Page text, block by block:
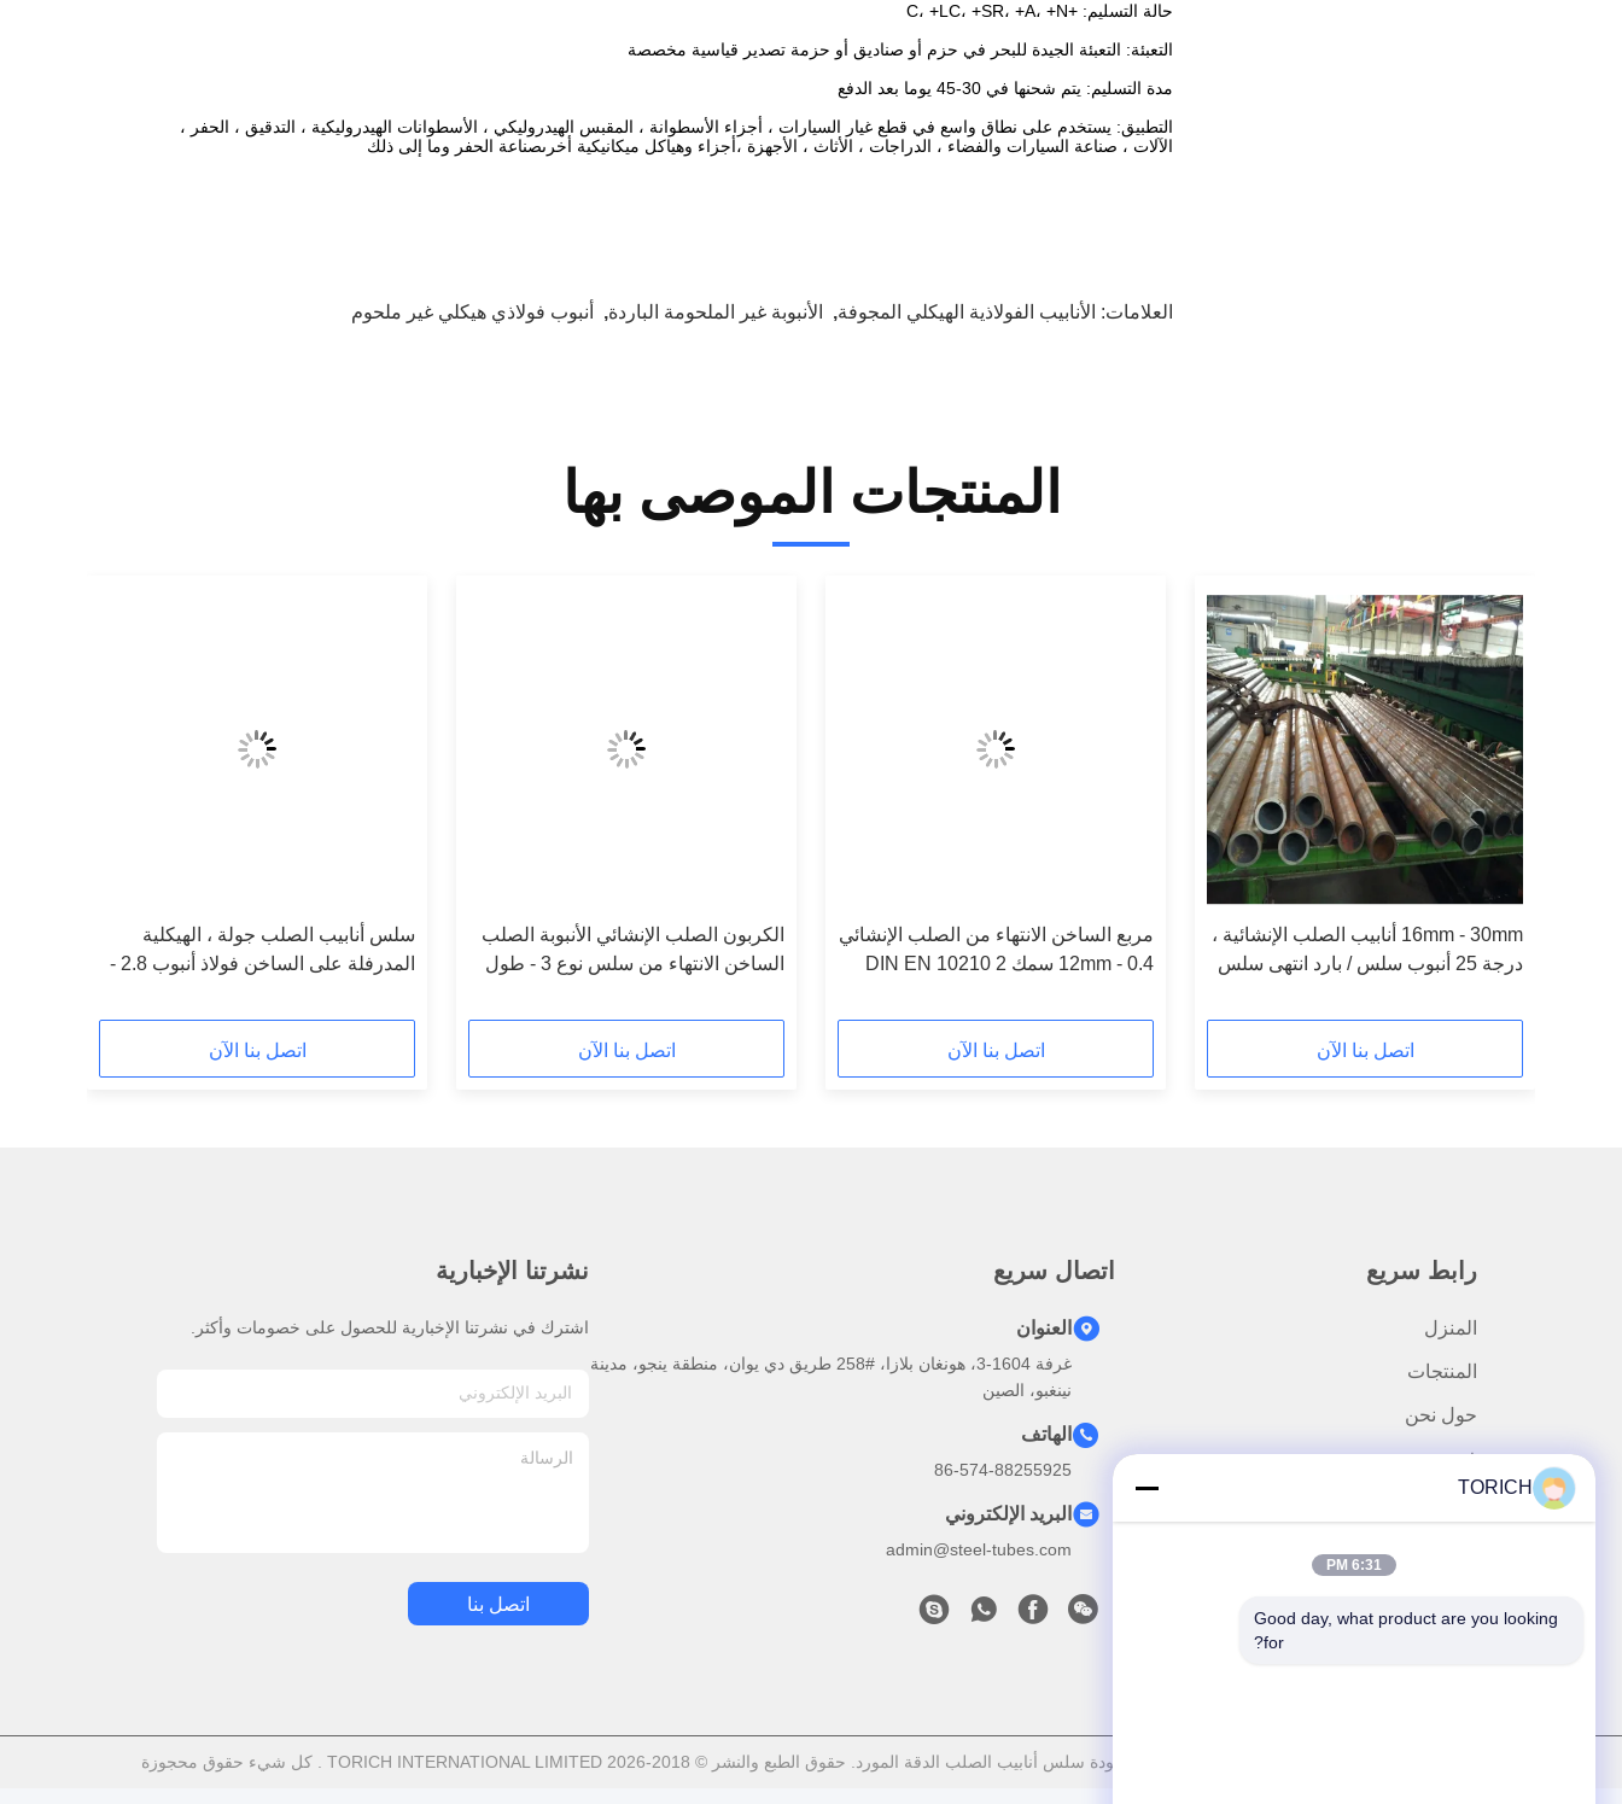
حالة التسليم: +C، +LC، +SR، +A، +N
التعبئة: التعبئة الجيدة للبحر في حزم أو صناديق أو حزمة تصدير قياسية مخصصة
مدة التسليم: يتم شحنها في 30-45 يوما بعد الدفع
التطبيق: يستخدم على نطاق واسع في قطع غيار السيارات ، أجزاء الأسطوانة ، المقبس الهيدروليكي ، الأسطوانات الهيدروليكية ، التدقيق ، الحفر ،
الآلات ، صناعة السيارات والفضاء ، الدراجات ، الأثاث ، الأجهزة ،أجزاء وهياكل ميكانيكية أخرىصناعة الحفر وما إلى ذلك
العلامات: الأنابيب الفولاذية الهيكلي المجوفة, الأنبوبة غير الملحومة الباردة, أنبوب فولاذي هيكلي غير ملحوم
المنتجات الموصى بها
16mm - 30mm أنابيب الصلب الإنشائية ،
درجة 25 أنبوب سلس / بارد انتهى سلس
اتصل بنا الآن
مربع الساخن الانتهاء من الصلب الإنشائي
0.4 - 12mm سمك DIN EN 10210 2
اتصل بنا الآن
الكربون الصلب الإنشائي الأنبوبة الصلب
الساخن الانتهاء من سلس نوع 3 - طول
اتصل بنا الآن
سلس أنابيب الصلب جولة ، الهيكلية
المدرفلة على الساخن فولاذ أنبوب 2.8 -
اتصل بنا الآن
رابط سريع
المنزل
المنتجات
حول نحن
فيديو
اتصال سريع
العنوان
غرفة 1604-3، هونغان بلازا، #258 طريق دي يوان، منطقة ينجو، مدينة
نينغبو، الصين
الهاتف
86-574-88255925
البريد الإلكتروني
admin@steel-tubes.com
نشرتنا الإخبارية
اشترك في نشرتنا الإخبارية للحصول على خصومات وأكثر.
اتصل بنا
| الصين جيدة الجودة سلس أنابيب الصلب الدقة المورد. حقوق الطبع والنشر © 2018-2026 TORICH INTERNATIONAL LIMITED . كل شيء حقوق محجوزة
TORICH
6:31 PM
Good day, what product are you looking
for?